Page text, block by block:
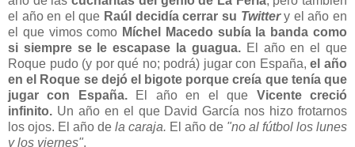
el año en el que Raúl decidía cerrar su Twittery el año en
el que vimos como Míchel Macedo subía la banda como
si siempre se le escapase la guagua.El año en el que
Roque pudo (y por qué no; podrá) jugar con España,el año
en el Roque se dejó el bigote porque creía que tenía que
jugar con España.El año en el que Vicente creció
infinito. Un año en el que David García nos hizo frotarnos
los ojos. El año de la caraja. El año de "no al fútbol los lunes
y los viernes".